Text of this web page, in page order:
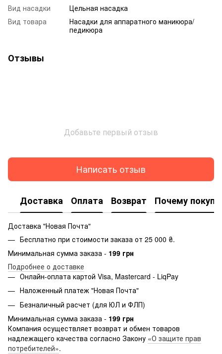
Вид насадки
Цельная насадка
Вид товара
Насадки для аппаратного маникюра/
педикюра
Отзывы
Добавьте первый отзыв
Написать отзыв
Доставка Оплата Возврат Почему
Доставка "Новая Почта"
Бесплатно при стоимости заказа от 25 000 ₴.
Минимальная сумма заказа - 199 грн
Подробнее о доставке
Онлайн-оплата картой Visa, Mastercard - LiqPay
Наложенный платеж "Новая Почта"
Безналичный расчет (для ЮЛ и ФЛП)
Минимальная сумма заказа - 199 грн
Компания осуществляет возврат и обмен товаров
надлежащего качества согласно Закону «О защите прав
потребителей».